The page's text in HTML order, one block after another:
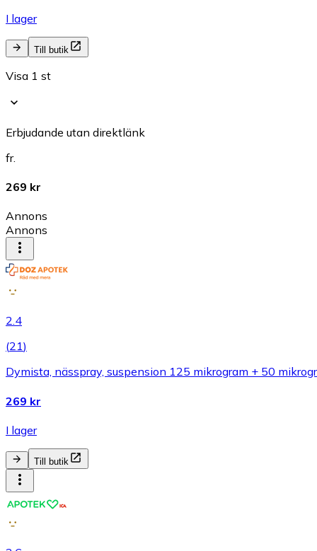
I lager
Till butik
Visa 1 st
Erbjudande utan direktlänk
fr.
269 kr
Annons
Annons
2.4
(21)
Dymista, nässpray, suspension 125 mikrogram + 50
269 kr
I lager
Till butik